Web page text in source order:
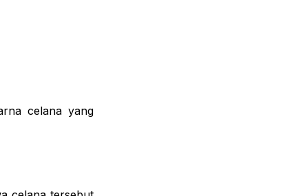
celana yang